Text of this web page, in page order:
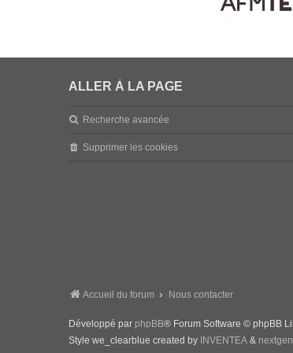
ALLER À LA PAGE
Recherche avancée
Supprimer les cookies
Accueil du forum Nous contacter
Développé par phpBB® Forum Software © phpBB
Style we_clearblue created by INVENTEA & nextgen